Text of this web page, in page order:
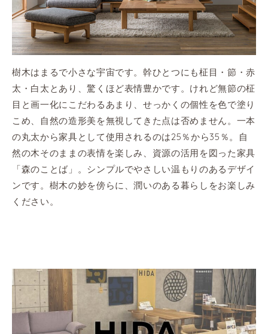
樹木はまるで小さな宇宙です。幹ひとつにも柾目・節・赤
太・白太とあり、驚くほど表情豊かです。けれど無節の柾
目と画一化にこだわるあまり、せっかくの個性を色で塗り
こめ、自然の造形美を無視してきた点は否めません。一本
の丸太から家具として使用されるのは25％から35％。自
然の木そのままの表情を楽しみ、資源の活用を図った家具
「森のことば」。シンプルでやさしい温もりのあるデザイ
ンです。樹木の妙を傍らに、潤いのある暮らしをお楽しみ
ください。